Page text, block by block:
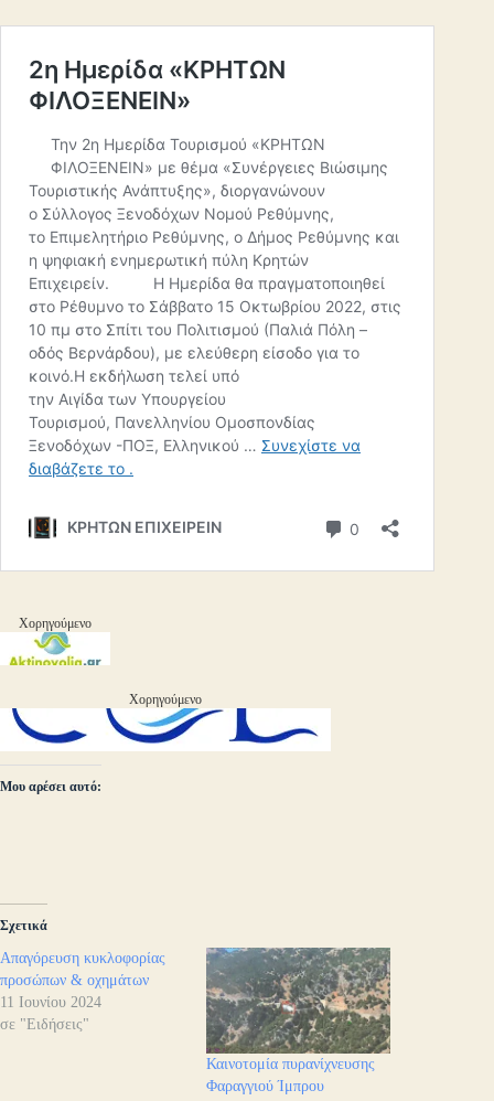
Χορηγούμενο
Χορηγούμενο
Μου αρέσει αυτό:
Σχετικά
Απαγόρευση κυκλοφορίας
προσώπων & οχημάτων
11 Ιουνίου 2024
σε "Ειδήσεις"
Καινοτομία πυρανίχνευσης
Φαραγγιού Ίμπρου